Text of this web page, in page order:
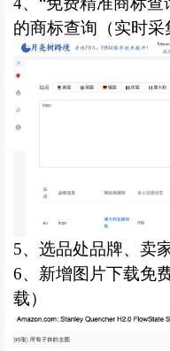
的商标查询（实时采
5、 选品处品牌、卖
6、 新增图片下载免
载）